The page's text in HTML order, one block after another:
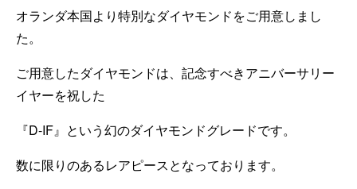
オランダ本国より特別なダイヤモンドをご用意しまし
た。
ご用意したダイヤモンドは、記念すべきアニバーサリー
イヤーを祝した
『D-IF』という幻のダイヤモンドグレードです。
数に限りのあるレアピースとなっております。